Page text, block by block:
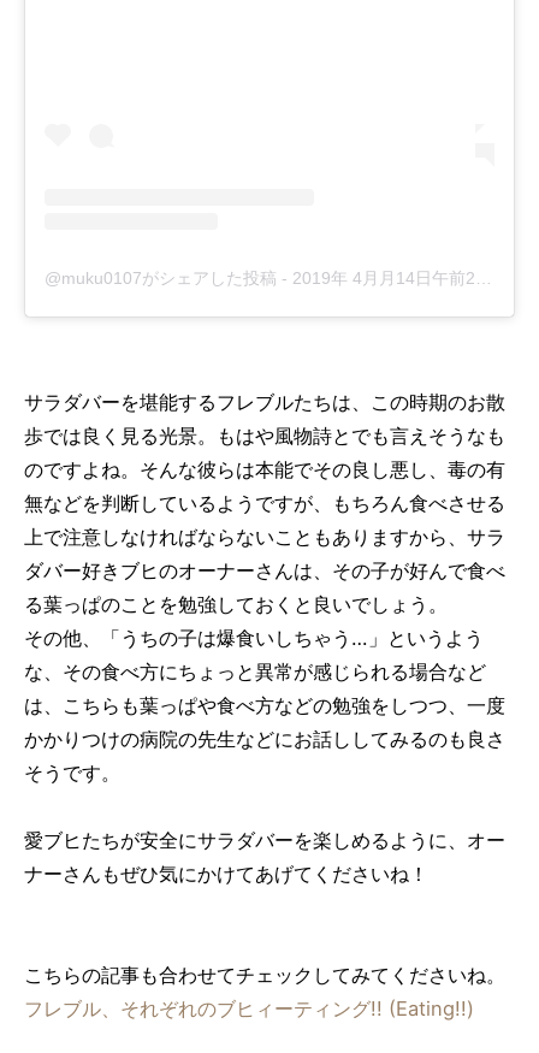
@muku0107がシェアした投稿 - 2019年 4月月14日午前2時27分PDT
サラダバーを堪能するフレブルたちは、この時期のお散
歩では良く見る光景。もはや風物詩とでも言えそうなも
のですよね。そんな彼らは本能でその良し悪し、毒の有
無などを判断しているようですが、もちろん食べさせる
上で注意しなければならないこともありますから、サラ
ダバー好きブヒのオーナーさんは、その子が好んで食べ
る葉っぱのことを勉強しておくと良いでしょう。
その他、「うちの子は爆食いしちゃう…」というよう
な、その食べ方にちょっと異常が感じられる場合など
は、こちらも葉っぱや食べ方などの勉強をしつつ、一度
かかりつけの病院の先生などにお話ししてみるのも良さ
そうです。
愛ブヒたちが安全にサラダバーを楽しめるように、オー
ナーさんもぜひ気にかけてあげてくださいね！
こちらの記事も合わせてチェックしてみてくださいね。
フレブル、それぞれのブヒィーティング!! (Eating!!)